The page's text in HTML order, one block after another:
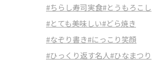
#ちらし寿司実食#とうもろこし
#とても美味しい#どら焼き
#なぞり書き#にっこり笑顔
#ひっくり返す名人#ひなまつり